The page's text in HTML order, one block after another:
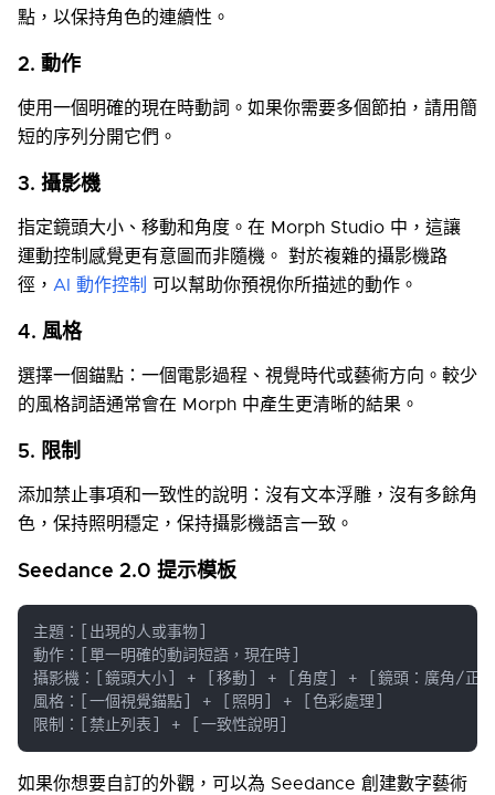
點，以保持角色的連續性。
2. 動作
使用一個明確的現在時動詞。如果你需要多個節拍，請用簡
短的序列分開它們。
3. 攝影機
指定鏡頭大小、移動和角度。在 Morph Studio 中，這讓
運動控制感覺更有意圖而非隨機。 對於複雜的攝影機路
徑， AI 動作控制 可以幫助你預視你所描述的動作。
4. 風格
選擇一個錨點：一個電影過程、視覺時代或藝術方向。較少
的風格詞語通常會在 Morph 中產生更清晰的結果。
5. 限制
添加禁止事項和一致性的說明：沒有文本浮雕，沒有多餘角
色，保持照明穩定，保持攝影機語言一致。
Seedance 2.0 提示模板
限制：[禁止列表] + [一致性說明]
如果你想要自訂的外觀，可以為 Seedance 創建數字藝術